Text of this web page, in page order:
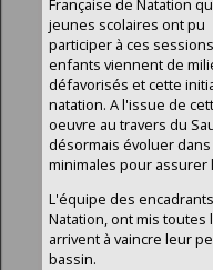
Française de Natation
jeunes scolaires ont pu
participer à ces
enfants viennent de
défavorisés et cette
natation. A l'issue de
oeuvre au travers du
désormais évoluer
minimales pour
L'équipe des encadrants
Natation, ont mis
arrivent à vaincre leur
bassin.